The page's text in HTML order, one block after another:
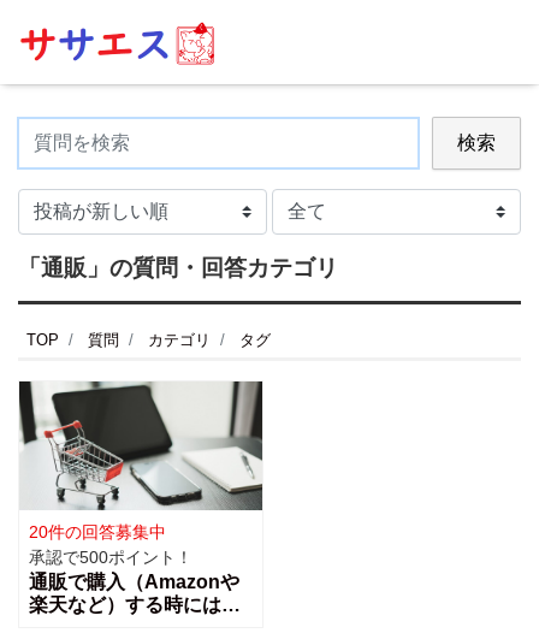
検索
「通販」の質問・回答カテゴリ
TOP 質問 カテゴリ タグ
20件の回答募集中
承認で500ポイント！
通販で購入（Amazonや
楽天など）する時には購